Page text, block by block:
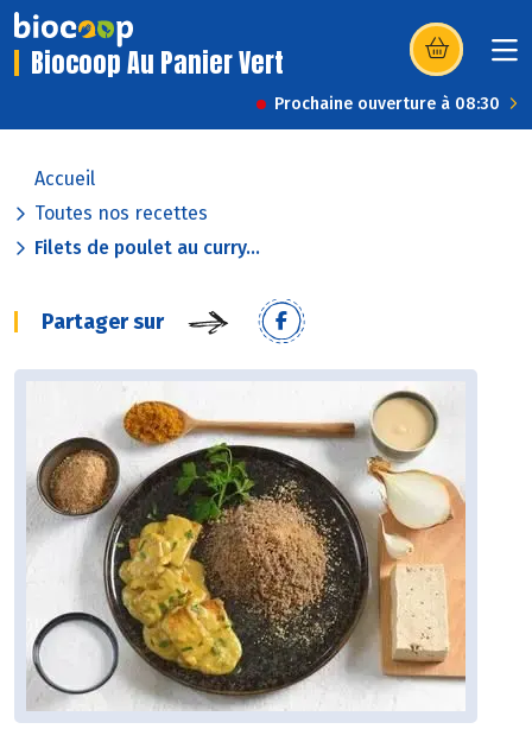
Biocoop Au Panier Vert (s’ouvre dans
Prochaine ouverture à 08:30
Accueil
Toutes nos recettes
Filets de poulet au curry...
Partager sur